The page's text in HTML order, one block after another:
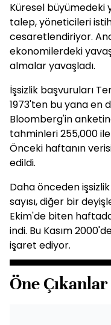
Küresel büyümedeki
talep, yöneticileri
cesaretlendiriyor.
ekonomilerdeki
almalar yavaşladı.
İşsizlik başvuruları
1973'ten bu yana en
Bloomberg'in
tahminleri 255,000
Önceki haftanın
edildi.
Daha önceden
sayısı, diğer bir
Ekim'de biten
indi. Bu Kasım
işaret ediyor.
Öne Çıkanlar